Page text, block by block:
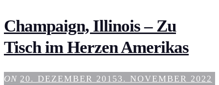
SKYLINE
ZU
FOTOGRAFIEREN
Champaign, Illinois – Zu
Tisch im Herzen Amerikas
ON 20. DEZEMBER 2015 3. NOVEMBER 2022